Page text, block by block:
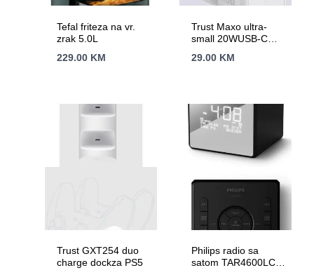
Tefal friteza na vr.
zrak 5.0L
229.00 KM
Trust Maxo ultra-
small 20WUSB-C
itablete, bijeli
29.00 KM
Trust GXT254 duo
charge dockza PS5
Philips radio sa
satom TAR4600LCD